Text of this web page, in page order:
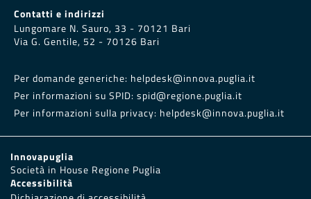
Contatti e indirizzi
Lungomare N. Sauro, 33 - 70121 Bari
Via G. Gentile, 52 - 70126 Bari
Per domande generiche: helpdesk@innova.puglia.it
Per informazioni su SPID: spid@regione.puglia.it
Per informazioni sulla privacy: helpdesk@innova.puglia.it
Innovapuglia
Società in House Regione Puglia
Accessibilità